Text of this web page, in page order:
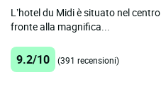
L’hotel du Midi è situato nel
fronte alla magnifica...
9.2/10 (391 recensioni)